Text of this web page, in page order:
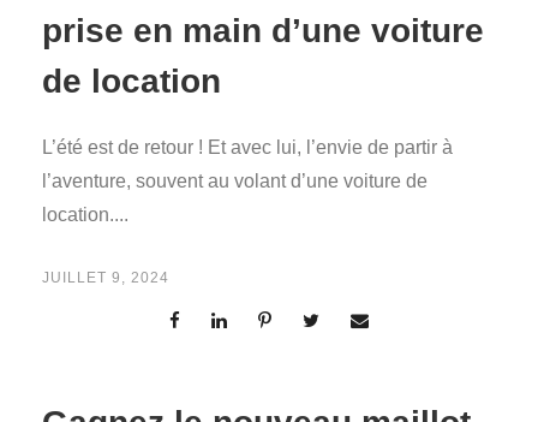
prise en main d’une voiture
de location
L’été est de retour ! Et avec lui, l’envie de partir à
l’aventure, souvent au volant d’une voiture de
location....
JUILLET 9, 2024